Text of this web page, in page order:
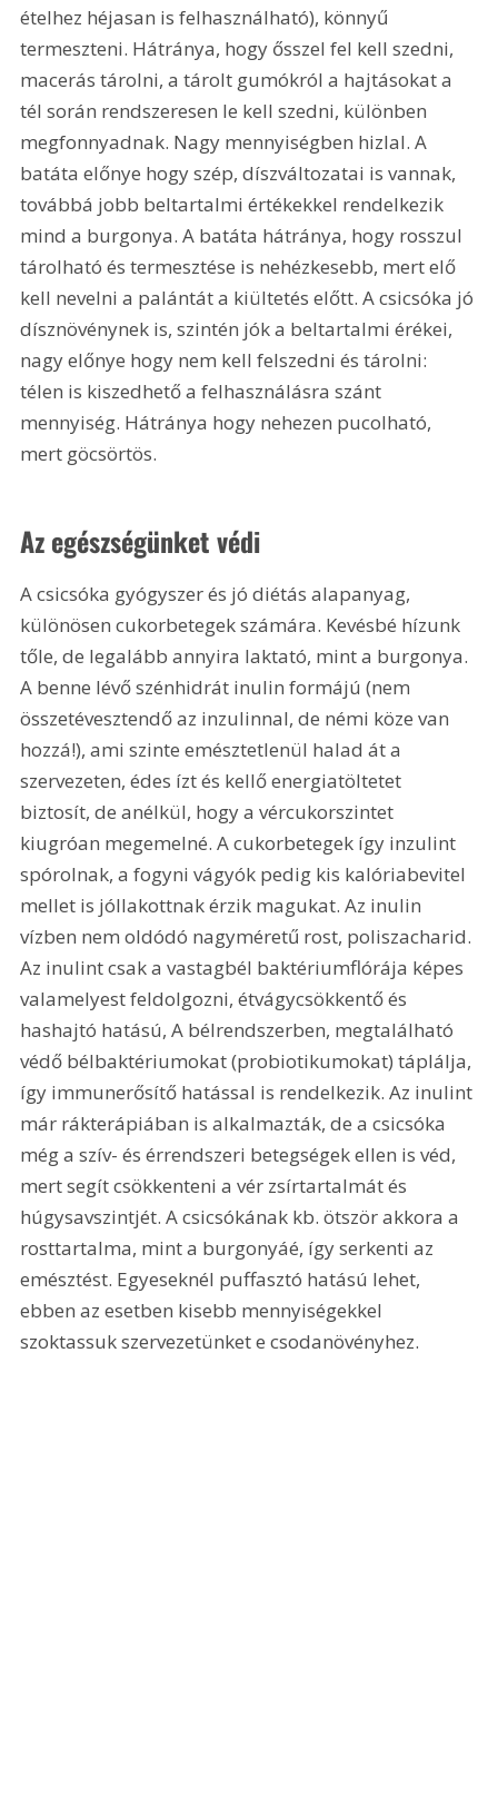
ételhez héjasan is felhasználható), könnyű
termeszteni. Hátránya, hogy ősszel fel kell szedni,
macerás tárolni, a tárolt gumókról a hajtásokat a
tél során rendszeresen le kell szedni, különben
megfonnyadnak. Nagy mennyiségben hizlal. A
batáta előnye hogy szép, díszváltozatai is vannak,
továbbá jobb beltartalmi értékekkel rendelkezik
mind a burgonya. A batáta hátránya, hogy rosszul
tárolható és termesztése is nehézkesebb, mert elő
kell nevelni a palántát a kiültetés előtt. A csicsóka jó
dísznövénynek is, szintén jók a beltartalmi érékei,
nagy előnye hogy nem kell felszedni és tárolni:
télen is kiszedhető a felhasználásra szánt
mennyiség. Hátránya hogy nehezen pucolható,
mert göcsörtös.
Az egészségünket védi
A csicsóka gyógyszer és jó diétás alapanyag,
különösen cukorbetegek számára. Kevésbé hízunk
tőle, de legalább annyira laktató, mint a burgonya.
A benne lévő szénhidrát inulin formájú (nem
összetévesztendő az inzulinnal, de némi köze van
hozzá!), ami szinte emésztetlenül halad át a
szervezeten, édes ízt és kellő energiatöltetet
biztosít, de anélkül, hogy a vércukorszintet
kiugróan megemelné. A cukorbetegek így inzulint
spórolnak, a fogyni vágyók pedig kis kalóriabevitel
mellet is jóllakottnak érzik magukat. Az inulin
vízben nem oldódó nagyméretű rost, poliszacharid.
Az inulint csak a vastagbél baktériumflórája képes
valamelyest feldolgozni, étvágycsökkentő és
hashajtó hatású, A bélrendszerben, megtalálható
védő bélbaktériumokat (probiotikumokat) táplálja,
így immunerősítő hatással is rendelkezik. Az inulint
már rákterápiában is alkalmazták, de a csicsóka
még a szív- és érrendszeri betegségek ellen is véd,
mert segít csökkenteni a vér zsírtartalmát és
húgysavszintjét. A csicsókának kb. ötször akkora a
rosttartalma, mint a burgonyáé, így serkenti az
emésztést. Egyeseknél puffasztó hatású lehet,
ebben az esetben kisebb mennyiségekkel
szoktassuk szervezetünket e csodanövényhez.